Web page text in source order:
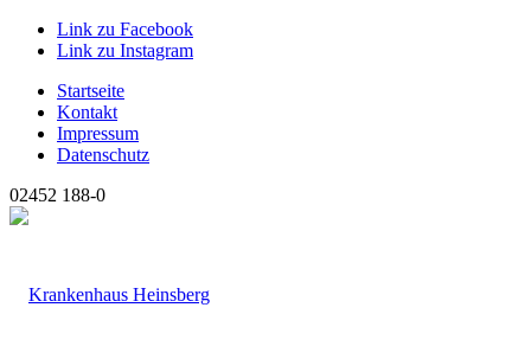
Link zu Facebook
Link zu Instagram
Startseite
Kontakt
Impressum
Datenschutz
02452 188-0